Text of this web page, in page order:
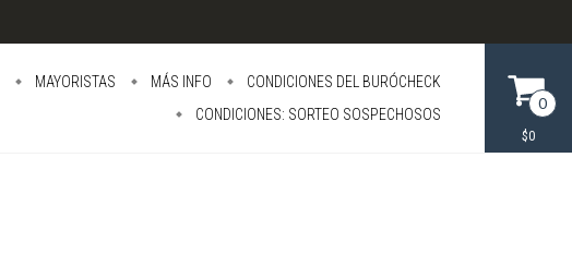
MAYORISTAS MÁS INFO
CONDICIONES DEL BURÓCHECK
CONDICIONES: SORTEO SOSPECHOSOS
0
$0